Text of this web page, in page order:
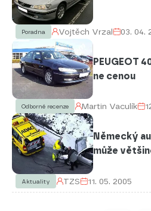
Poradna Vojtěch Vrzal 03. 04.
PEUGEOT
ne cenou
Odborné recenze Martin Vaculík
Německý autoklub : za poruchy
může
Aktuality TZS 11. 05. 2005